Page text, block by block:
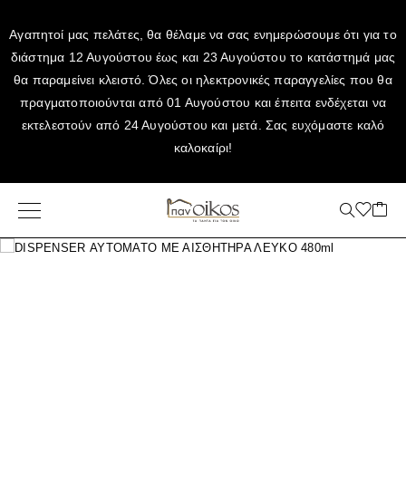
Αγαπητοί μας πελάτες, θα θέλαμε να σας ενημερώσουμε ότι για το
διάστημα 12 Αυγούστου έως και 23 Αυγούστου το κατάστημά μας
θα παραμείνει κλειστό. Όλες οι ηλεκτρονικές παραγγελίες που θα
πραγματοποιούνται από 01 Αυγούστου και έπειτα ενδέχεται να
εκτελεστούν από 24 Αυγούστου και μετά. Σας ευχόμαστε καλό
καλοκαίρι!